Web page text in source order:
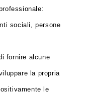
sociali, persone
fornire alcune
la propria
le